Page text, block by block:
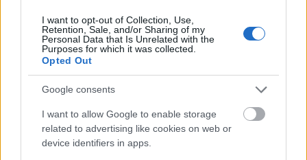
I want to opt-out of Collection, Use,
Retention, Sale, and/or Sharing of my
Personal Data that Is Unrelated with the
Purposes for which it was collected.
Opted Out
Google consents
I want to allow Google to enable storage
related to advertising like cookies on web or
device identifiers in apps.
Είναι αναπόφευκτος ένας τέτοιος
χωρισμός;
Η απάντηση είναι όχι. Η ολοκλήρωση της
ανάπτυξης του μετωπιαίου λοβού
δεν σημαίνει
ότι κάθε σχέση που ξεκίνησε σε μικρότερη
ηλικία είναι καταδικασμένη. Πολλά ζευγάρια
καταφέρνουν να εξελίσσονται μαζί, να